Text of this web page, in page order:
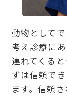
動物として
考え診療に
連れてくる
ずは信頼で
ます。信頼